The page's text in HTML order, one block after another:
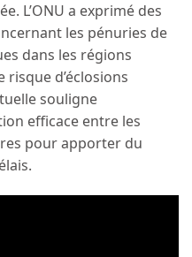
L’ONU a exprimé des
les pénuries de
dans les régions
d’éclosions
souligne
efficace entre les
pour apporter du